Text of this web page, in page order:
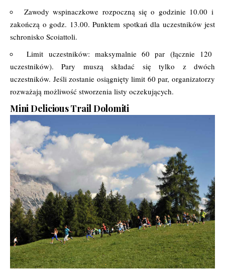
Zawody wspinaczkowe rozpoczną się o godzinie 10.00 i
zakończą o godz. 13.00. Punktem spotkań dla uczestników jest
schronisko Scoiattoli.
Limit uczestników: maksymalnie 60 par (łącznie 120
uczestników). Pary muszą składać się tylko z dwóch
uczestników. Jeśli zostanie osiągnięty limit 60 par, organizatorzy
rozważają możliwość stworzenia listy oczekujących.
Mini Delicious Trail Dolomiti